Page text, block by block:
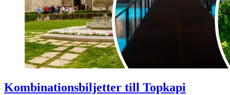
Kombinationsbiljetter till Topkapi